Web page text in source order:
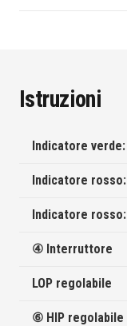
Istruzioni
Indicatore verde:
Indicatore rosso:
Indicatore rosso:
④ Interruttore
LOP regolabile
⑥ HIP regolabile